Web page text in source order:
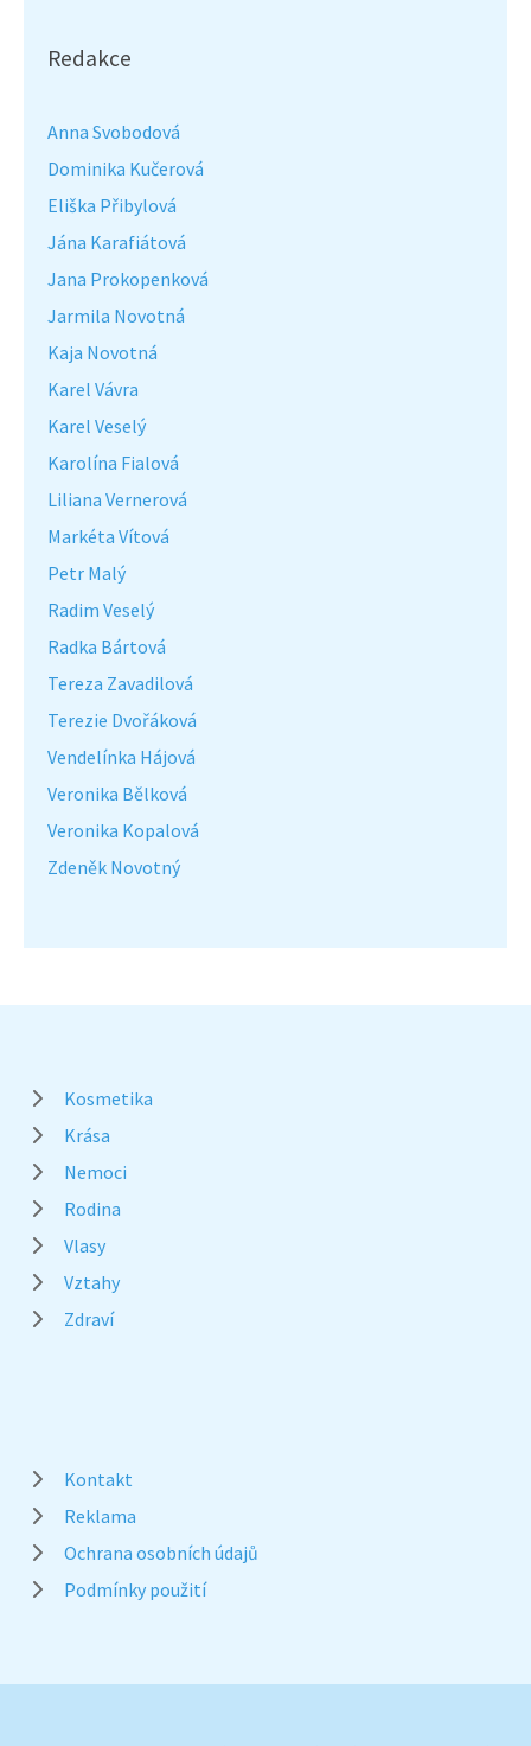
Redakce
Anna Svobodová
Dominika Kučerová
Eliška Přibylová
Jána Karafiátová
Jana Prokopenková
Jarmila Novotná
Kaja Novotná
Karel Vávra
Karel Veselý
Karolína Fialová
Liliana Vernerová
Markéta Vítová
Petr Malý
Radim Veselý
Radka Bártová
Tereza Zavadilová
Terezie Dvořáková
Vendelínka Hájová
Veronika Bělková
Veronika Kopalová
Zdeněk Novotný
Kosmetika
Krása
Nemoci
Rodina
Vlasy
Vztahy
Zdraví
Kontakt
Reklama
Ochrana osobních údajů
Podmínky použití